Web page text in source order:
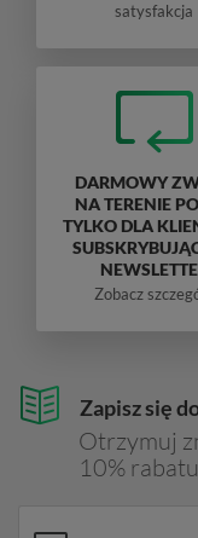
Zapisz się
Otrzymuj
10%
satysfakcja
DARMOWY
NA TERENIE
TYLKO DLA
Zobacz